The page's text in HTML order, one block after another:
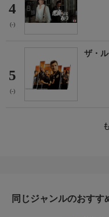
4
(-)
5
(-)
ザ・
同じジャンルのおすす